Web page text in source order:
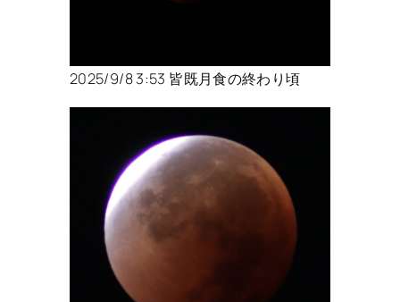
2025/9/8 3:53 皆既月食の終わり頃